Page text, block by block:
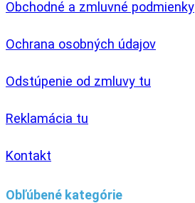
Obchodné a zmluvné podmienky
Ochrana osobných údajov
Odstúpenie od zmluvy tu
Reklamácia tu
Kontakt
Obľúbené kategórie